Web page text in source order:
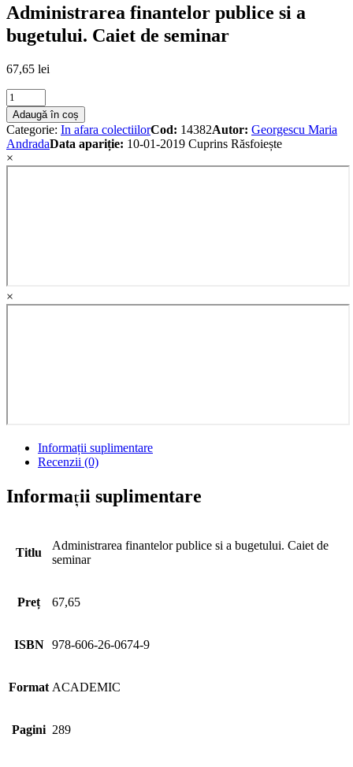
Administrarea finantelor publice si a
bugetului. Caiet de seminar
67,65 lei
Administrarea
finantelor
publice
si
a
bugetului.
Adaugă în coș
Categorie: In afara colectiilorCod: 14382Autor: Georgescu Maria
AndradaData apariție: 10-01-2019 Cuprins Răsfoiește
×
×
Informații suplimentare
Recenzii (0)
Informații suplimentare
Titlu
Administrarea finantelor publice si a bugetului. Caiet de
seminar
Preț 67,65
ISBN 978-606-26-0674-9
Format ACADEMIC
Pagini 289